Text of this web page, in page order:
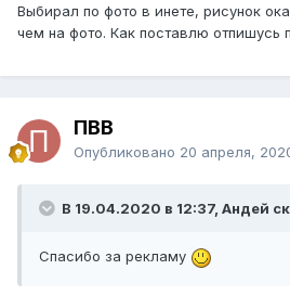
Выбирал по фото в инете, рисунок
чем на фото. Как поставлю отпишусь
ПВВ
Опубликовано 20 апреля,
В 19.04.2020 в 12:37, Андей
Спасибо за рекламу